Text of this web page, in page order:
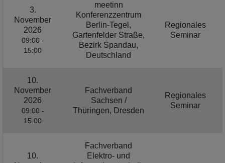
3.
November
2026
09:00 -
15:00
meetinn
Konferenzzentrum
Berlin-Tegel,
Gartenfelder Straße,
Bezirk Spandau,
Deutschland
Regionales
Seminar
10.
November
2026
09:00 -
15:00
Fachverband
Sachsen /
Thüringen, Dresden
Regionales
Seminar
10.
Fachverband
Elektro- und